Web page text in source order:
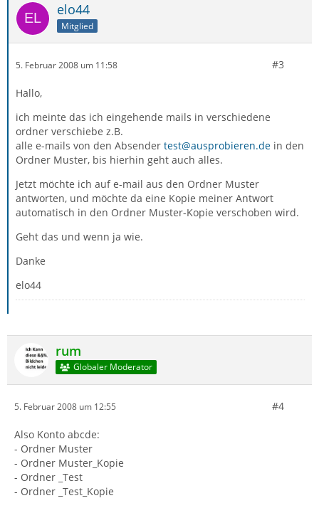
elo44
Mitglied
5. Februar 2008 um 11:58 #3
Hallo,
ich meinte das ich eingehende mails in verschiedene
ordner verschiebe z.B.
alle e-mails von den Absender test@ausprobieren.de in den
Ordner Muster, bis hierhin geht auch alles.
Jetzt möchte ich auf e-mail aus den Ordner Muster
antworten, und möchte da eine Kopie meiner Antwort
automatisch in den Ordner Muster-Kopie verschoben wird.
Geht das und wenn ja wie.
Danke
elo44
rum
Globaler Moderator
5. Februar 2008 um 12:55 #4
Also Konto abcde:
- Ordner Muster
- Ordner Muster_Kopie
- Ordner _Test
- Ordner _Test_Kopie